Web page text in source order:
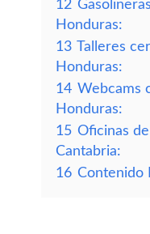
12
Honduras:
13 Talleres
Honduras:
14 Webcams
Honduras:
15 Oficinas
Cantabria:
16 Contenido